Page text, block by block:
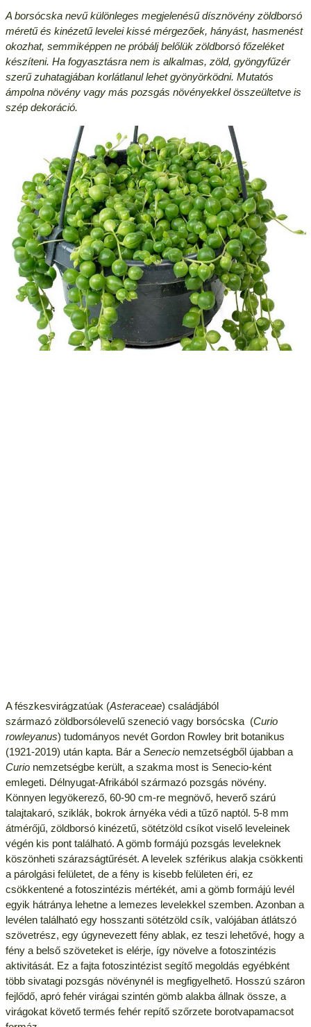
A borsócska nevű különleges megjelenésű dísznövény zöldborsó
méretű és kinézetű levelei kissé mérgezőek, hányást, hasmenést
okozhat, semmiképpen ne próbálj belőlük zöldborsó főzeléket
készíteni. Ha fogyasztásra nem is alkalmas, zöld, gyöngyfűzér
szerű zuhatagjában korlátlanul lehet gyönyörködni. Mutatós
ámpolna növény vagy más pozsgás növényekkel összeültetve is
szép dekoráció.
A fészkesvirágzatúak (Asteraceae) családjából
származó zöldborsólevelű szeneció vagy borsócska (Curio
rowleyanus) tudományos nevét Gordon Rowley brit botanikus
(1921-2019) után kapta. Bár a Senecionemzetségből újabban a
Curionemzetségbe került, a szakma most is Senecio-ként
emlegeti. Délnyugat-Afrikából származó pozsgás növény.
Könnyen legyökerező, 60-90 cm-re megnövő, heverő szárú
talajtakaró, sziklák, bokrok árnyéka védi a tűző naptól. 5-8 mm
átmérőjű, zöldborsó kinézetű, sötétzöld csíkot viselő leveleinek
végén kis pont található. A gömb formájú pozsgás leveleknek
köszönheti szárazságtűrését. A levelek szférikus alakja csökkenti
a párolgási felületet, de a fény is kisebb felületen éri, ez
csökkentené a fotoszintézis mértékét, ami a gömb formájú levél
egyik hátránya lehetne a lemezes levelekkel szemben. Azonban a
levélen található egy hosszanti sötétzöld csík, valójában átlátszó
szövetrész, egy úgynevezett fény ablak, ez teszi lehetővé, hogy a
fény a belső szöveteket is elérje, így növelve a fotoszintézis
aktivitását. Ez a fajta fotoszintézist segítő megoldás egyébként
több sivatagi pozsgás növénynél is megfigyelhető. Hosszú száron
fejlődő, apró fehér virágai szintén gömb alakba állnak össze, a
virágokat követő termés fehér repítő szőrzete borotvapamacsot